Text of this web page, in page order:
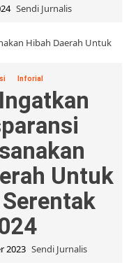
Sendi Jurnalis
Inforial
Untuk
2023 Sendi Jurnalis